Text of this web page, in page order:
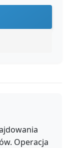
Operacja